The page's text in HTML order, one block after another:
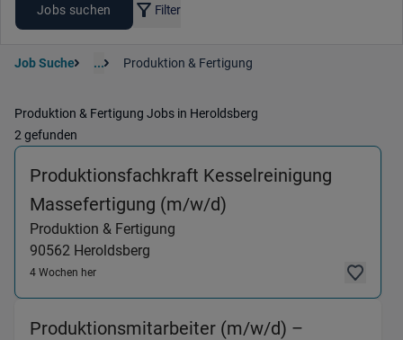
Jobs suchen Filter
Job Suche ... Produktion & Fertigung
Produktion & Fertigung Jobs in Heroldsberg
2 gefunden
Produktionsfachkraft Kesselreinigung
Massefertigung (m/w/d)
Produktion & Fertigung
90562 Heroldsberg
4 Wochen her
Produktionsmitarbeiter (m/w/d) –